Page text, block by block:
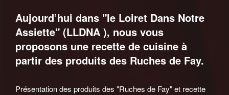
Aujourd’hui dans "le Loiret Dans Notre
Assiette" (LLDNA ), nous vous
proposons une recette de cuisine à
partir des produits des Ruches de Fay.
Présentation des produits des "Ruches de Fay" et recette